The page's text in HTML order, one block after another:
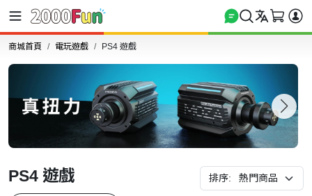
商城首頁 電玩遊戲 PS4 遊戲
PS4 遊戲 排序: